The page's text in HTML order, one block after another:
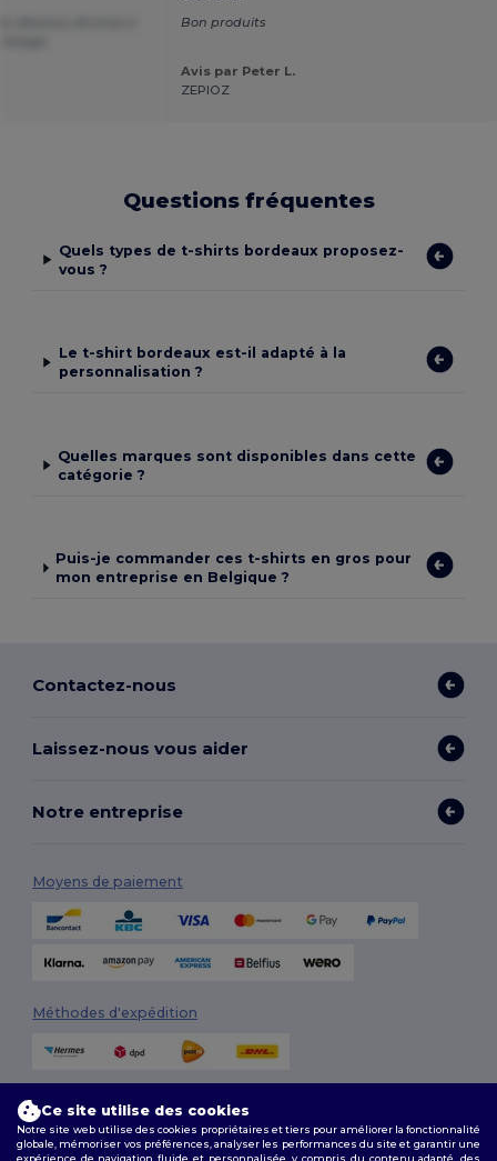
Bon produits
Avis par Peter L.
ZEPIOZ
Questions fréquentes
Quels types de t-shirts bordeaux proposez-
vous ?
Le t-shirt bordeaux est-il adapté à la
personnalisation ?
Quelles marques sont disponibles dans cette
catégorie ?
Puis-je commander ces t-shirts en gros pour
mon entreprise en Belgique ?
Contactez-nous
Laissez-nous vous aider
Notre entreprise
Moyens de paiement
Méthodes d'expédition
Ce site utilise des cookies
Notre site web utilise des cookies propriétaires et tiers pour améliorer la fonctionnalité
globale, mémoriser vos préférences, analyser les performances du site et garantir une
expérience de navigation fluide et personnalisée, y compris du contenu adapté, des